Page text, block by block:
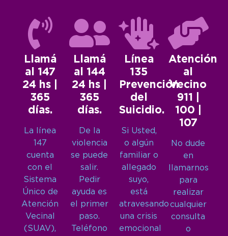
Llamá
al 147
24 hs |
365
días.
La línea
147
cuenta
con el
Sistema
Único de
Atención
Vecinal
(SUAV),
Llamá
al 144
24 hs |
365
días.
De la
violencia
se puede
salir.
Pedir
ayuda es
el primer
paso.
Teléfono
Línea
135
Prevención
del
Suicidio.
Si Usted,
o algún
familiar o
allegado
suyo,
está
atravesando
una crisis
emocional
Atención
al
Vecino
911 |
100 |
107
No dude
en
llamarnos
para
realizar
cualquier
consulta
o